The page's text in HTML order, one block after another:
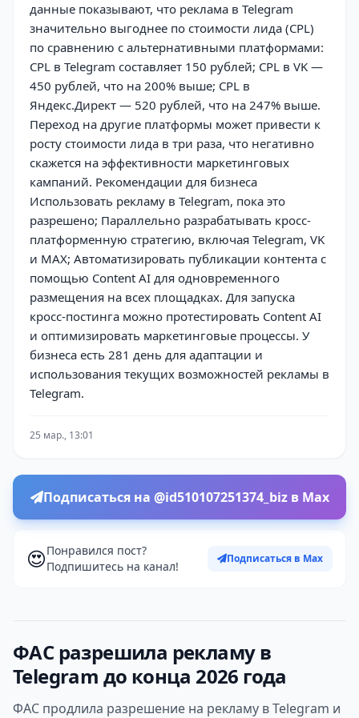
данные показывают, что реклама в Telegram
значительно выгоднее по стоимости лида (CPL)
по сравнению с альтернативными платформами:
CPL в Telegram составляет 150 рублей; CPL в VK —
450 рублей, что на 200% выше; CPL в
Яндекс.Директ — 520 рублей, что на 247% выше.
Переход на другие платформы может привести к
росту стоимости лида в три раза, что негативно
скажется на эффективности маркетинговых
кампаний. Рекомендации для бизнеса
Использовать рекламу в Telegram, пока это
разрешено; Параллельно разрабатывать кросс-
платформенную стратегию, включая Telegram, VK
и MAX; Автоматизировать публикации контента с
помощью Content AI для одновременного
размещения на всех площадках. Для запуска
кросс-постинга можно протестировать Content AI
и оптимизировать маркетинговые процессы. У
бизнеса есть 281 день для адаптации и
использования текущих возможностей рекламы в
Telegram.
25 мар., 13:01
Подписаться на @id510107251374_biz в Max
😍Понравился пост?
Подпишитесь на канал!
Подписаться в Max
ФАС разрешила рекламу в
Telegram до конца 2026 года
ФАС продлила разрешение на рекламу в Telegram и